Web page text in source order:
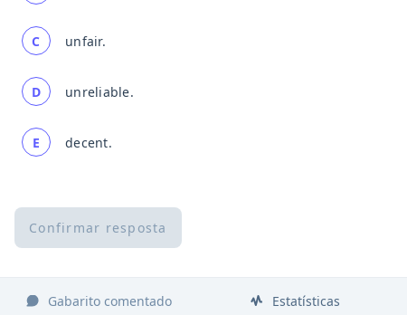
C unfair.
D unreliable.
E decent.
Confirmar resposta
Gabarito comentado Estatísticas